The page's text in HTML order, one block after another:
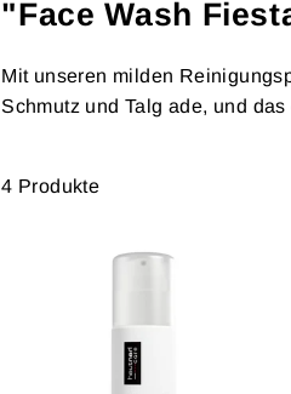
"Face Wash
Mit unseren milden
Schmutz und Talg ade, und
4 Produkte